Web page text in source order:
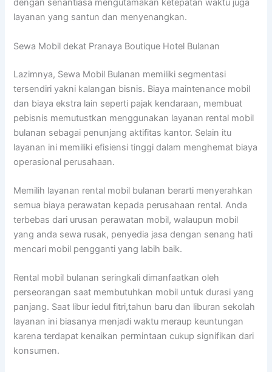
dengan senantiasa mengutamakan ketepatan waktu juga
layanan yang santun dan menyenangkan.
Sewa Mobil dekat Pranaya Boutique Hotel Bulanan
Lazimnya, Sewa Mobil Bulanan memiliki segmentasi
tersendiri yakni kalangan bisnis. Biaya maintenance mobil
dan biaya ekstra lain seperti pajak kendaraan, membuat
pebisnis memutustkan menggunakan layanan rental mobil
bulanan sebagai penunjang aktifitas kantor. Selain itu
layanan ini memiliki efisiensi tinggi dalam menghemat biaya
operasional perusahaan.
Memilih layanan rental mobil bulanan berarti menyerahkan
semua biaya perawatan kepada perusahaan rental. Anda
terbebas dari urusan perawatan mobil, walaupun mobil
yang anda sewa rusak, penyedia jasa dengan senang hati
mencari mobil pengganti yang labih baik.
Rental mobil bulanan seringkali dimanfaatkan oleh
perseorangan saat membutuhkan mobil untuk durasi yang
panjang. Saat libur iedul fitri,tahun baru dan liburan sekolah
layanan ini biasanya menjadi waktu meraup keuntungan
karena terdapat kenaikan permintaan cukup signifikan dari
konsumen.